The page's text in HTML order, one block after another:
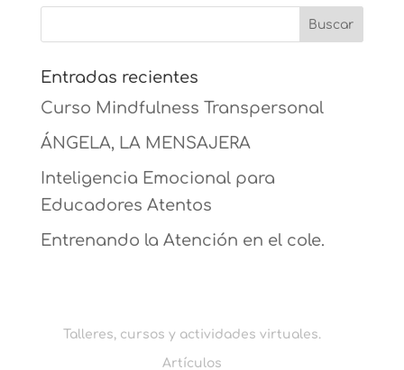
Entradas recientes
Curso Mindfulness Transpersonal
ÁNGELA, LA MENSAJERA
Inteligencia Emocional para
Educadores Atentos
Entrenando la Atención en el cole.
Talleres, cursos y actividades virtuales.
Artículos